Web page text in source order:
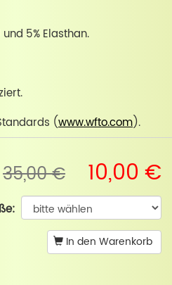
5% Elasthan.
(www.wfto.com).
35,00 € 10,00 €
In den Warenkorb